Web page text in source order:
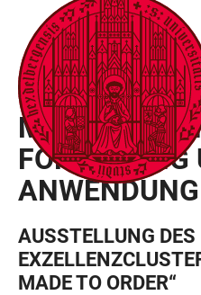
LINKS
ZUR
BARRIEREFREIHEIT
ZUM
HAUPTINHALT
HAUPTNAVIGATION
ÖFFNEN
WEBSEITENSUCHE
ÖFFNEN
FORSCHUNG
ANWENDUNG
AUSSTELLUNG DES
MADE TO ORDER“